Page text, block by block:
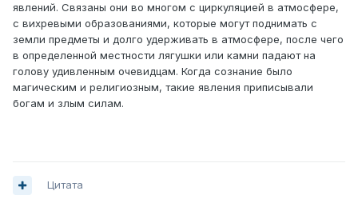
явлений. Связаны они во многом с циркуляцией в атмосфере,
с вихревыми образованиями, которые могут поднимать с
земли предметы и долго удерживать в атмосфере, после чего
в определенной местности лягушки или камни падают на
голову удивленным очевидцам. Когда сознание было
магическим и религиозным, такие явления приписывали
богам и злым силам.
Цитата